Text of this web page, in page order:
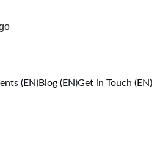
(EN)Blog (EN)Get in Touch (EN)